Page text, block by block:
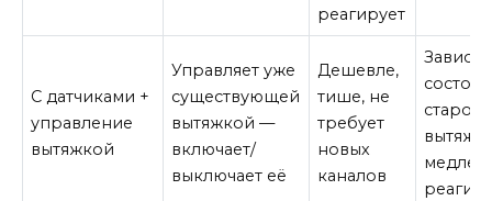
реагирует
С датчиками +
управление
вытяжкой
Управляет уже
существующей
вытяжкой —
включает/
выключает её
Дешевле,
тише, не
требует
новых
каналов
старой